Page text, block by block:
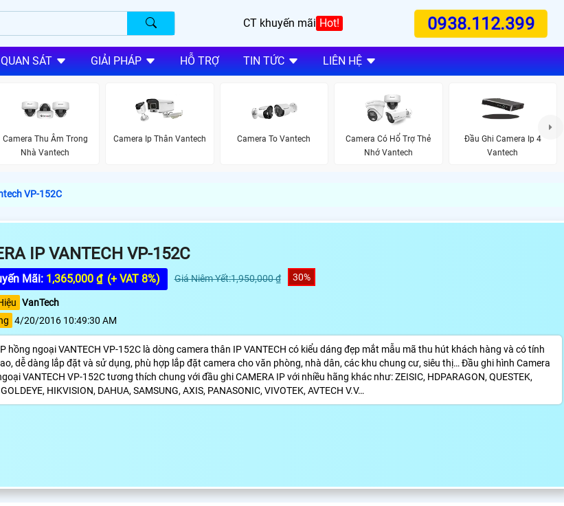
CT khuyến mãi Hot! 0938.112.399
SÁT GIẢI PHÁP HỖ TRỢ TIN TỨC LIÊN HỆ
Camera Thu Âm Trong
Nhà Vantech
Camera Ip Thân Vantech Camera To Vantech
Camera Có Hổ Trợ Thẻ
Nhớ Vantech
Đầu Ghi Camera Ip 4
Vantech
VP-152C
IP VANTECH VP-152C
Mãi: 1,365,000 ₫ (+ VAT 8%) Giá Niêm Yết:1,950,000 ₫ 30%
VanTech
4/20/2016 10:49:30 AM
hồng ngoại VANTECH VP-152C là dòng camera thân IP VANTECH có kiểu dáng đẹp mắt mẫu mã thu hút khách hàng và có tính
dễ dàng lắp đặt và sử dụng, phù hợp lắp đặt camera cho văn phòng, nhà dân, các khu chung cư, siêu thị… Đầu ghi hình Camera
VANTECH VP-152C tương thích chung với đầu ghi CAMERA IP với nhiều hãng khác như: ZEISIC, HDPARAGON, QUESTEK,
HIKVISION, DAHUA, SAMSUNG, AXIS, PANASONIC, VIVOTEK, AVTECH V.V…